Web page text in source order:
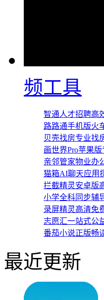
频工具
智通人才招聘高
路路通手机版火
贝壳找房专业找
画世界Pro苹果
亲邻管家物业办
猫箱AI聊天应用
拦截精灵安卓版
小学全科同步辅
录屏精灵高清免
志愿汇一站式公
番茄小说正版畅
最近更新